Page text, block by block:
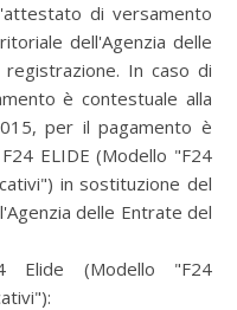
di versamento
dell'Agenzia delle
In caso di
è contestuale alla
per il pagamento è
ELIDE (Modello "F24
in sostituzione del
delle Entrate del
Elide (Modello "F24